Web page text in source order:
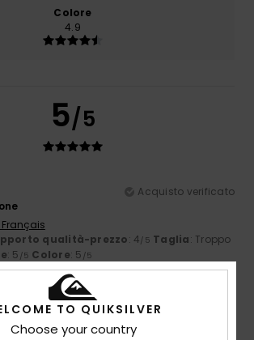
Colore
4.9
5/5
Acquisto verificato
qualità-prezzo: 4/5 Taglia: Troppo
: 5 /5 Colore: 5 /5
prodotto
5/5
TO QUIKSILVER
Choose your country